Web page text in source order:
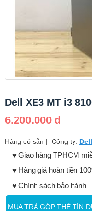
Dell XE3 MT i3
6.200.000 đ
Hàng có sẳn | Công ty:
♥️ Giao hàng TPHCM
♥️ Hàng giả hoàn tiền
♥️ Chính sách bảo hành
MUA TRẢ GÓP THẺ TÍN